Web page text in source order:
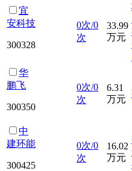
宜
安科技
300328
0次/0
次
33.99
万元
华
鹏飞
300350
0次/0
次
6.31
万元
中
建环能
300425
0次/0
次
16.02
万元